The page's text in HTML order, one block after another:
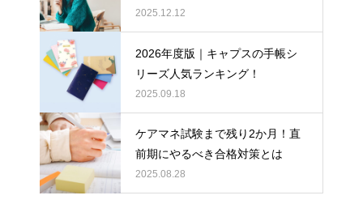
2025.12.12
2026年度版｜キャプスの手帳シ
リーズ人気ランキング！
2025.09.18
ケアマネ試験まで残り2か月！直
前期にやるべき合格対策とは
2025.08.28